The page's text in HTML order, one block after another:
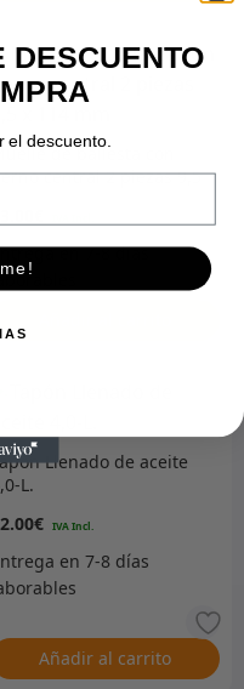
de ballesta con
central 2 piezas 9,5
Llenado de aceite
L.
€
Añadir al carrito
DESCUENTO
el descuento.